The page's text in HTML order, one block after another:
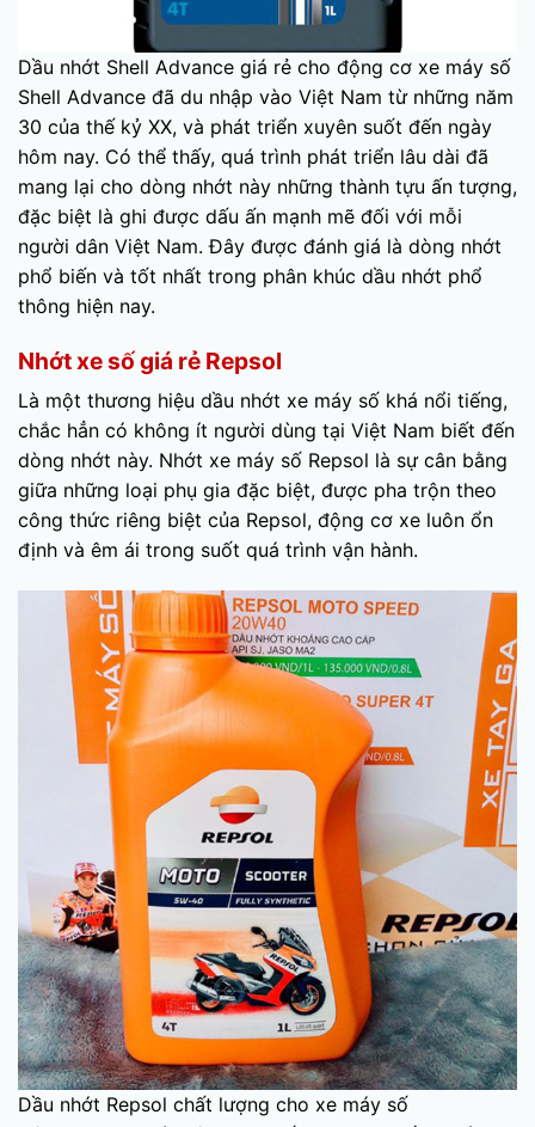
Dầu nhớt Shell Advance giá rẻ cho động cơ xe máy số
Shell Advance đã du nhập vào Việt Nam từ những năm
30 của thế kỷ XX, và phát triển xuyên suốt đến ngày
hôm nay. Có thể thấy, quá trình phát triển lâu dài đã
mang lại cho dòng nhớt này những thành tựu ấn tượng,
đặc biệt là ghi được dấu ấn mạnh mẽ đối với mỗi
người dân Việt Nam. Đây được đánh giá là dòng nhớt
phổ biến và tốt nhất trong phân khúc dầu nhớt phổ
thông hiện nay.
Nhớt xe số giá rẻ Repsol
Là một thương hiệu dầu nhớt xe máy số khá nổi tiếng,
chắc hẳn có không ít người dùng tại Việt Nam biết đến
dòng nhớt này. Nhớt xe máy số Repsol là sự cân bằng
giữa những loại phụ gia đặc biệt, được pha trộn theo
công thức riêng biệt của Repsol, động cơ xe luôn ổn
định và êm ái trong suốt quá trình vận hành.
Dầu nhớt Repsol chất lượng cho xe máy số